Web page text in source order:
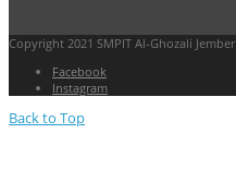
Copyright 2021 SMPIT Al-Ghozali Jember
Facebook
Instagram
Back to Top